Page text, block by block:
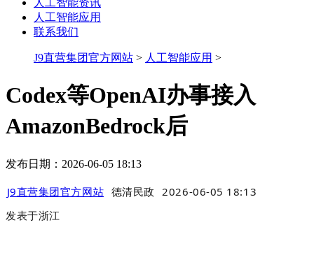
人工智能资讯
人工智能应用
联系我们
J9直营集团官方网站 > 人工智能应用 >
Codex等OpenAI办事接入
AmazonBedrock后
发布日期：2026-06-05 18:13
J9直营集团官方网站 德清民政
2026-06-05 18:13
发表于浙江